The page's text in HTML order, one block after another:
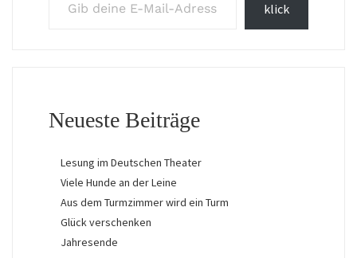
klick
Neueste Beiträge
Lesung im Deutschen Theater
Viele Hunde an der Leine
Aus dem Turmzimmer wird ein Turm
Glück verschenken
Jahresende